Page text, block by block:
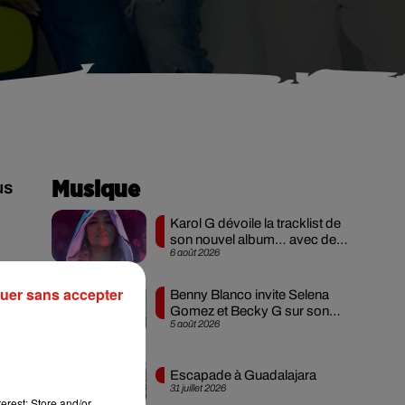
Musique
6 août 2026
Karol G dévoile la tracklist de
son nouvel album… avec des
invités...
5 août 2026
Benny Blanco invite Selena
Gomez et Becky G sur son
nouveau single
31 juillet 2026
Escapade à Guadalajara
sans accepter